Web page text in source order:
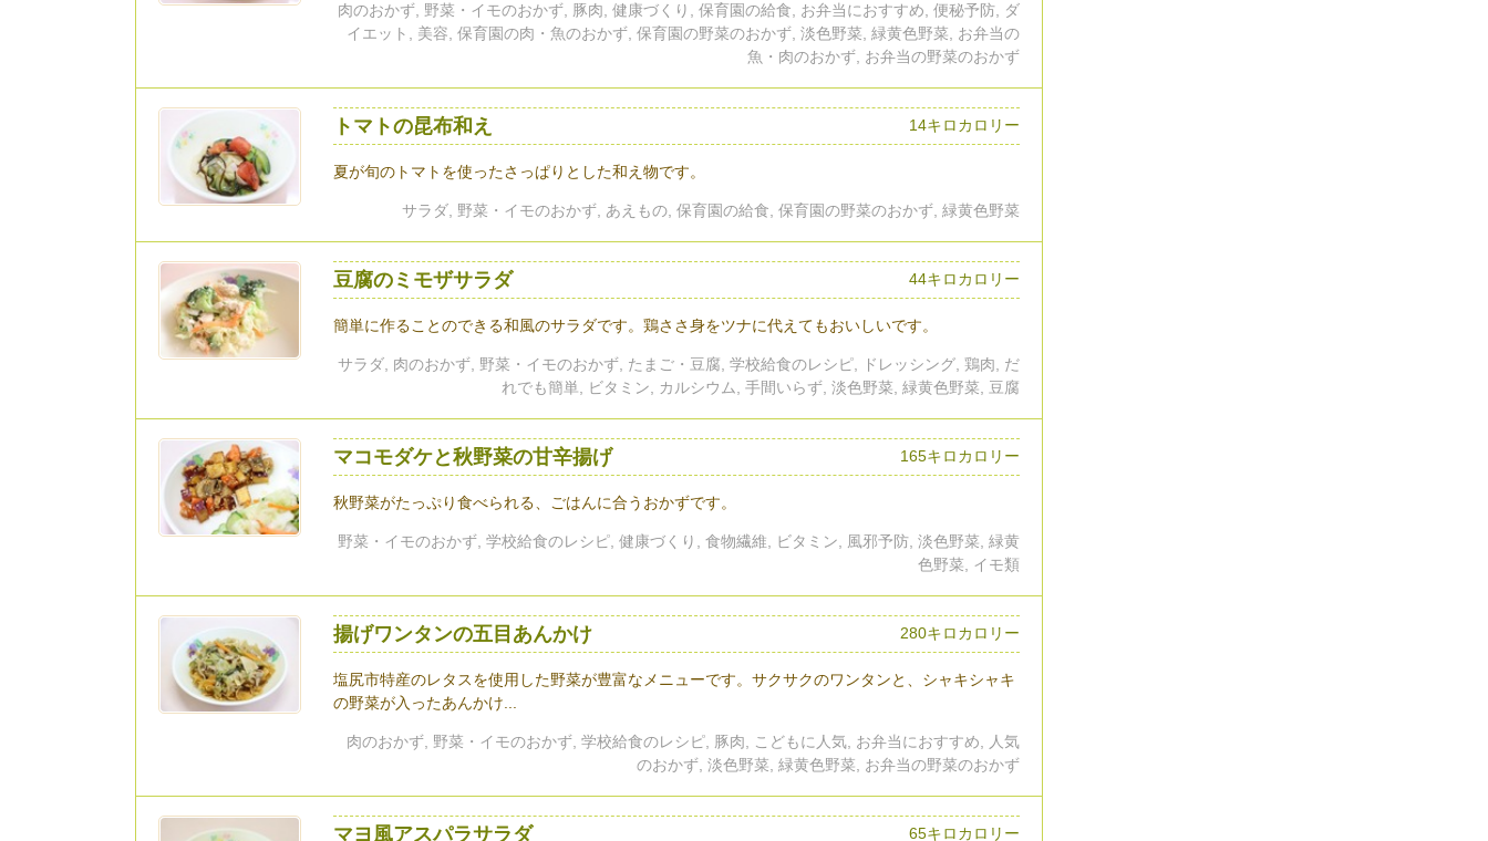
肉のおかず, 野菜・イモのおかず, 豚肉, 健康づくり, 保育園の給食, お弁当におすすめ, 便秘予防, ダ
イエット, 美容, 保育園の肉・魚のおかず, 保育園の野菜のおかず, 淡色野菜, 緑黄色野菜, お弁当の
魚・肉のおかず, お弁当の野菜のおかず
トマトの昆布和え
夏が旬のトマトを使ったさっぱりとした和え物です。
14キロカロリー
サラダ, 野菜・イモのおかず, あえもの, 保育園の給食, 保育園の野菜のおかず, 緑黄色野菜
豆腐のミモザサラダ
簡単に作ることのできる和風のサラダです。鶏ささ身をツナに代えてもおいしいです。
44キロカロリー
サラダ, 肉のおかず, 野菜・イモのおかず, たまご・豆腐, 学校給食のレシピ, ドレッシング, 鶏肉, だ
れでも簡単, ビタミン, カルシウム, 手間いらず, 淡色野菜, 緑黄色野菜, 豆腐
マコモダケと秋野菜の甘辛揚げ
秋野菜がたっぷり食べられる、ごはんに合うおかずです。
165キロカロリー
野菜・イモのおかず, 学校給食のレシピ, 健康づくり, 食物繊維, ビタミン, 風邪予防, 淡色野菜, 緑黄
色野菜, イモ類
揚げワンタンの五目あんかけ
塩尻市特産のレタスを使用した野菜が豊富なメニューです。サクサクのワンタンと、シャキシャキ
の野菜が入ったあんかけ...
280キロカロリー
肉のおかず, 野菜・イモのおかず, 学校給食のレシピ, 豚肉, こどもに人気, お弁当におすすめ, 人気
のおかず, 淡色野菜, 緑黄色野菜, お弁当の野菜のおかず
マヨ風アスパラサラダ 65キロカロリー